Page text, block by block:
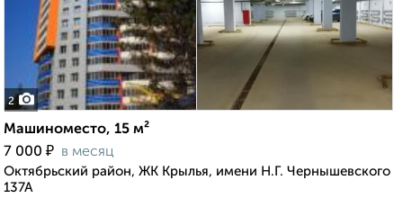
2
Машиноместо, 15 м²
7 000 ₽ в месяц
Октябрьский район, ЖК Крылья, имени Н.Г. Чернышевского
137А